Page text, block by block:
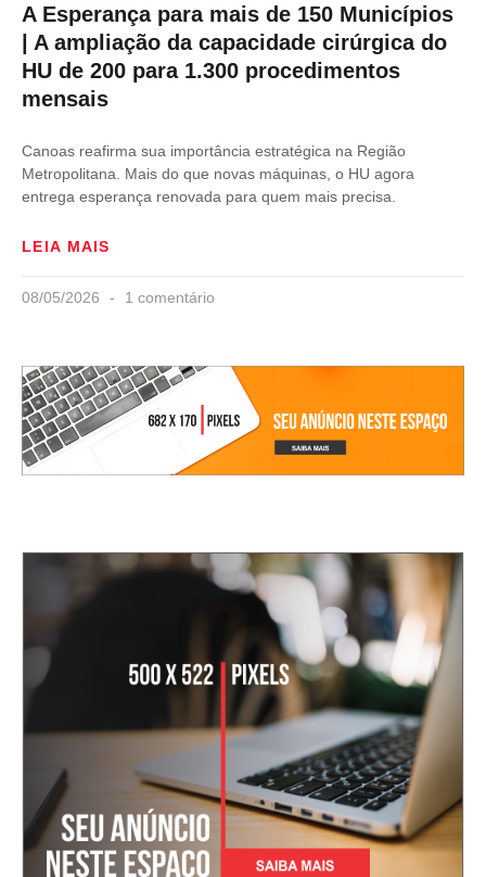
A Esperança para mais de 150 Municípios
| A ampliação da capacidade cirúrgica do
HU de 200 para 1.300 procedimentos
mensais
Canoas reafirma sua importância estratégica na Região
Metropolitana. Mais do que novas máquinas, o HU agora
entrega esperança renovada para quem mais precisa.
LEIA MAIS
08/05/2026 1 comentário